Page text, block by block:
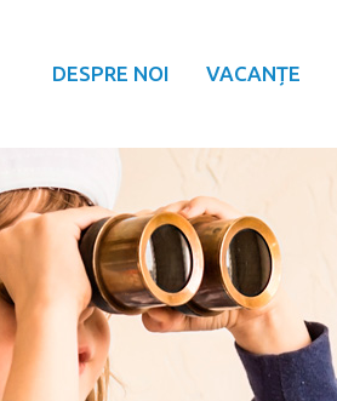
DESPRE NOI VACANȚE